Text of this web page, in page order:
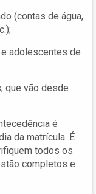
(contas de água,
e adolescentes de
que vão desde
é
da matrícula. É
todos os
completos e